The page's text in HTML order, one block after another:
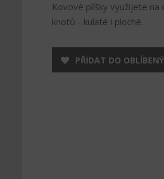
Kovové plíšky využijete na
knotů - kulaté i ploché.
PŘIDAT DO